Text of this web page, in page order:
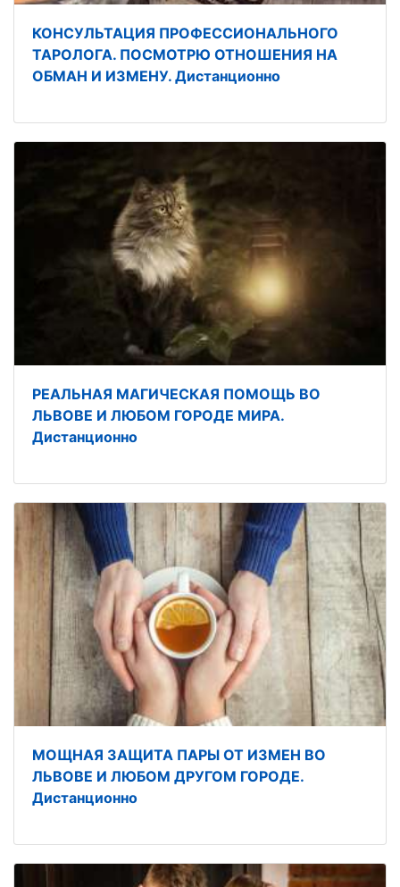
КОНСУЛЬТАЦИЯ ПРОФЕССИОНАЛЬНОГО
ТАРОЛОГА. ПОСМОТРЮ ОТНОШЕНИЯ НА
ОБМАН И ИЗМЕНУ. Дистанционно
РЕАЛЬНАЯ МАГИЧЕСКАЯ ПОМОЩЬ ВО
ЛЬВОВЕ И ЛЮБОМ ГОРОДЕ МИРА.
Дистанционно
МОЩНАЯ ЗАЩИТА ПАРЫ ОТ ИЗМЕН ВО
ЛЬВОВЕ И ЛЮБОМ ДРУГОМ ГОРОДЕ.
Дистанционно